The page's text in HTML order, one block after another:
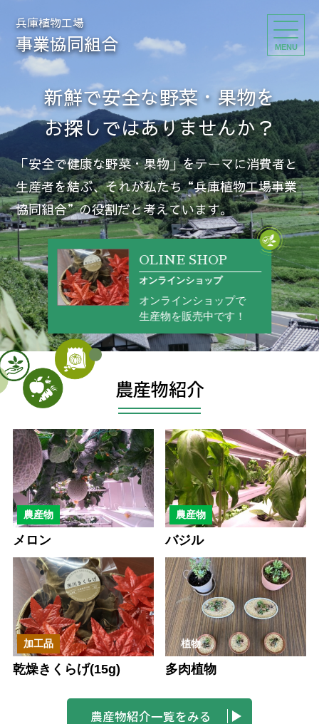
兵庫植物工場
事業協同組合 MENU
新鮮で安全な野菜・果物を
お探しではありませんか？
「安全で健康な野菜・果物」をテーマに消費者と
生産者を結ぶ、それが私たち“兵庫植物工場事業
協同組合”の役割だと考えています。
OLINE SHOP
オンラインショップ
オンラインショップで
生産物を販売中です！
農産物紹介
農産物
メロン
農産物
バジル
加工品
乾燥きくらげ(15g)
植物
多肉植物
農産物紹介一覧をみる